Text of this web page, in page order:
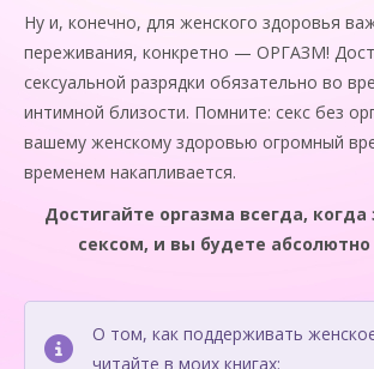
Ну и, конечно, для женского здоровья
переживания, конкретно — ОРГАЗМ!
сексуальной разрядки обязательно во
интимной близости. Помните: секс без
вашему женскому здоровью огромный
временем накапливается.
Достигайте оргазма всегда,
сексом, и вы будете
О том, как поддерживать
читайте в моих книгах: